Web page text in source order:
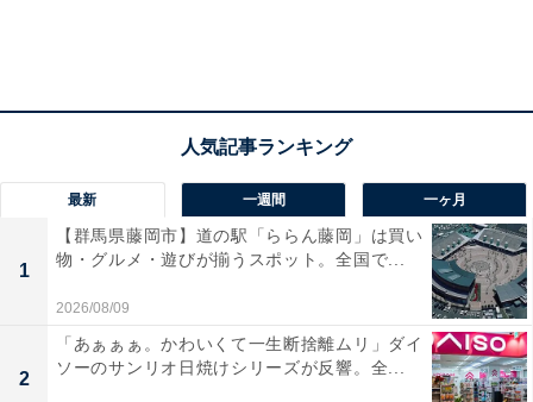
最新 一週間 一ヶ月
1
【群馬県藤岡市】道の駅「ららん藤岡」は買い
物・グルメ・遊びが揃うスポット。全国で...
2026/08/09
2
「あぁぁぁ。かわいくて一生断捨離ムリ」ダイ
ソーのサンリオ日焼けシリーズが反響。全...